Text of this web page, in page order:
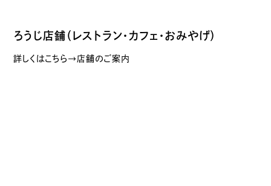
ろうじ店舗（レストラン・カフェ・おみやげ）
詳しくはこちら→店舗のご案内